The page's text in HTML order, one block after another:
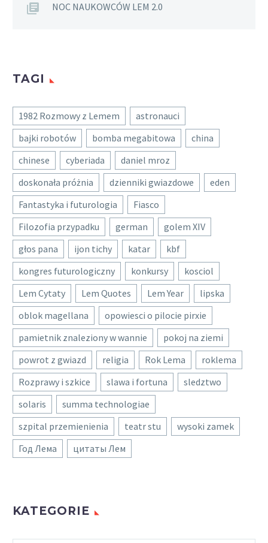
NOC NAUKOWCÓW LEM 2.0
TAGI
1982 Rozmowy z Lemem
astronauci
bajki robotów
bomba megabitowa
china
chinese
cyberiada
daniel mroz
doskonała próżnia
dzienniki gwiazdowe
eden
Fantastyka i futurologia
Fiasco
Filozofia przypadku
german
golem XIV
głos pana
ijon tichy katar
kbf
kongres futurologiczny
konkursy
kosciol
Lem Cytaty
Lem Quotes Lem Year
lipska
oblok magellana
opowiesci o pilocie pirxie
pamietnik znaleziony w wannie
pokoj na ziemi
powrot z gwiazd
religia Rok Lema
roklema
Rozprawy i szkice
slawa i fortuna
sledztwo
solaris
summa technologiae
szpital przemienienia
teatr stu
wysoki zamek
Год Лема
цитаты Лем
KATEGORIE